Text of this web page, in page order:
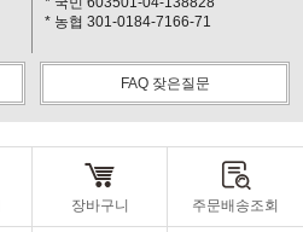
* 농협 301-0184-7166-71
FAQ 잦은질문
장바구니 주문배송조회